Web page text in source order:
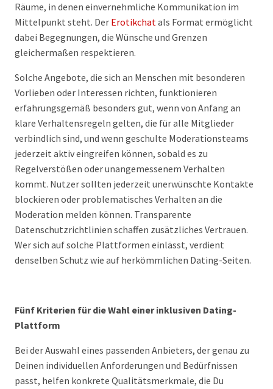
Räume, in denen einvernehmliche Kommunikation im
Mittelpunkt steht. Der Erotikchatals Format ermöglicht
dabei Begegnungen, die Wünsche und Grenzen
gleichermaßen respektieren.
Solche Angebote, die sich an Menschen mit besonderen
Vorlieben oder Interessen richten, funktionieren
erfahrungsgemäß besonders gut, wenn von Anfang an
klare Verhaltensregeln gelten, die für alle Mitglieder
verbindlich sind, und wenn geschulte Moderationsteams
jederzeit aktiv eingreifen können, sobald es zu
Regelverstößen oder unangemessenem Verhalten
kommt. Nutzer sollten jederzeit unerwünschte Kontakte
blockieren oder problematisches Verhalten an die
Moderation melden können. Transparente
Datenschutzrichtlinien schaffen zusätzliches Vertrauen.
Wer sich auf solche Plattformen einlässt, verdient
denselben Schutz wie auf herkömmlichen Dating-Seiten.
Fünf Kriterien für die Wahl einer inklusiven Dating-
Plattform
Bei der Auswahl eines passenden Anbieters, der genau zu
Deinen individuellen Anforderungen und Bedürfnissen
passt, helfen konkrete Qualitätsmerkmale, die Du